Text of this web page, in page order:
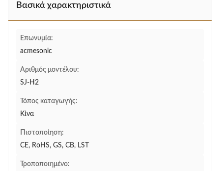
Βασικά χαρακτηριστικά
Επωνυμία:
acmesonic
Αριθμός μοντέλου:
SJ-H2
Τόπος καταγωγής:
Κίνα
Πιστοποίηση:
CE, RoHS, GS, CB, LST
Τροποποιημένο: